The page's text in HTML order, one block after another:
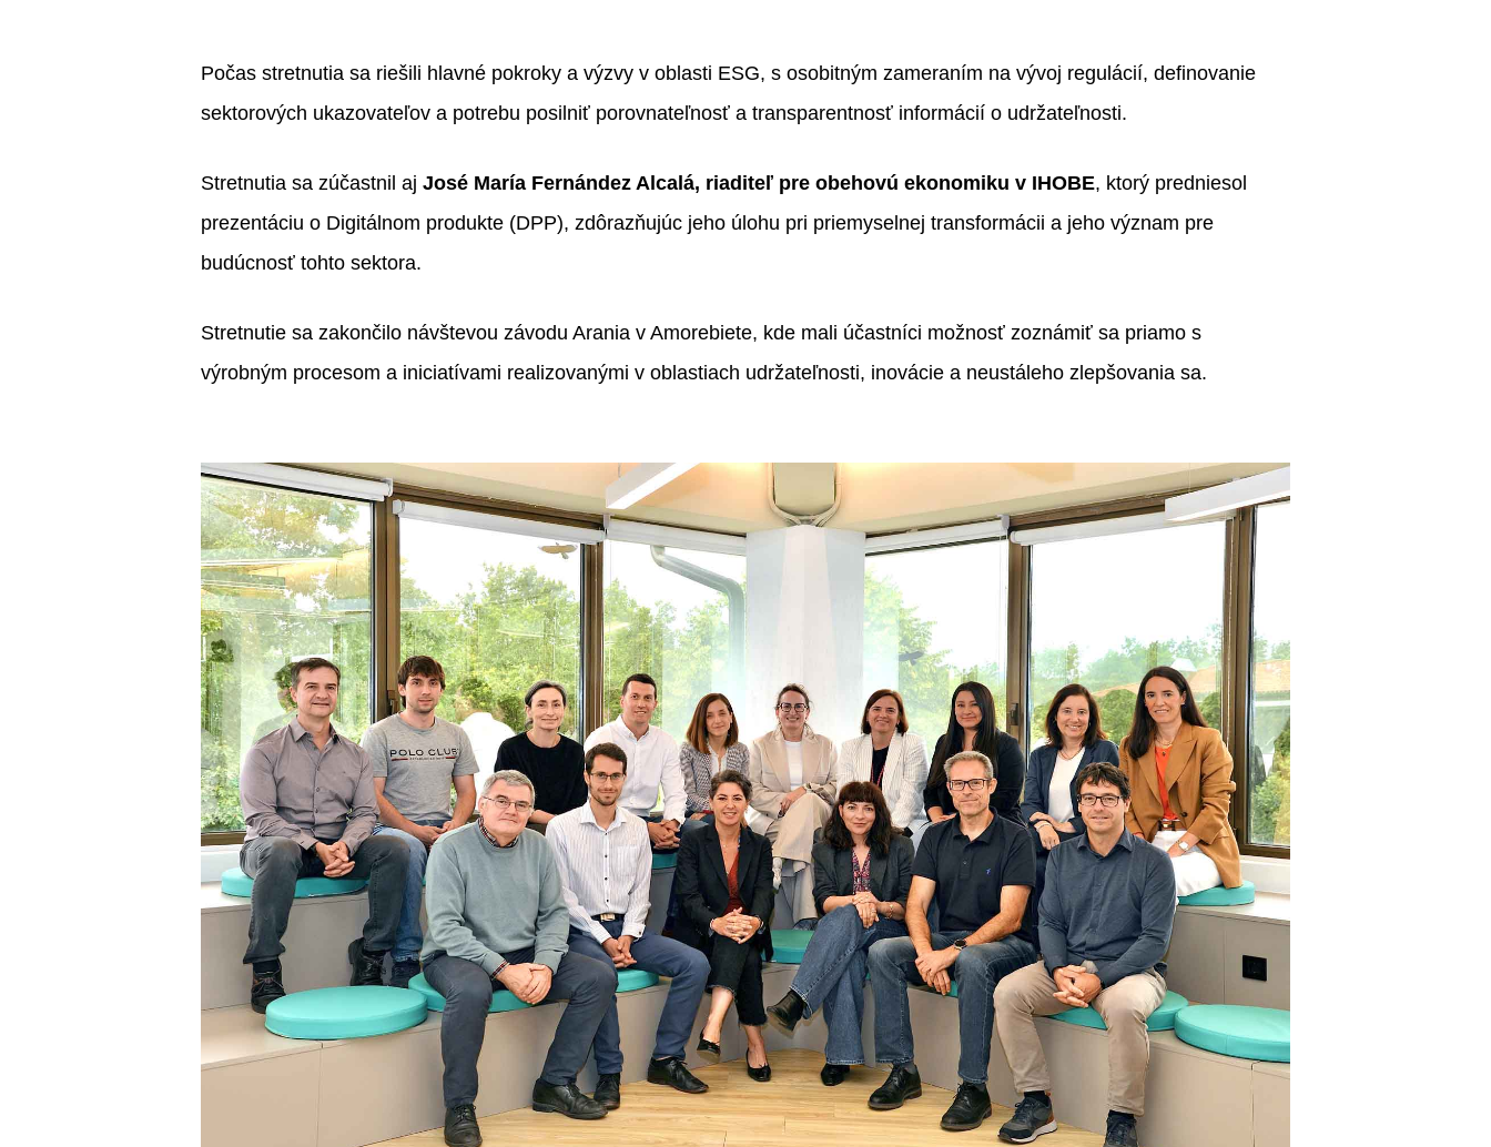
Počas stretnutia sa riešili hlavné pokroky a výzvy v oblasti ESG, s osobitným zameraním na vývoj regulácií, definovanie
sektorových ukazovateľov a potrebu posilniť porovnateľnosť a transparentnosť informácií o udržateľnosti.
Stretnutia sa zúčastnil aj José María Fernández Alcalá, riaditeľ pre obehovú ekonomiku v IHOBE, ktorý predniesol
prezentáciu o Digitálnom produkte (DPP), zdôrazňujúc jeho úlohu pri priemyselnej transformácii a jeho význam pre
budúcnosť tohto sektora.
Stretnutie sa zakončilo návštevou závodu Arania v Amorebiete, kde mali účastníci možnosť zoznámiť sa priamo s
výrobným procesom a iniciatívami realizovanými v oblastiach udržateľnosti, inovácie a neustáleho zlepšovania sa.